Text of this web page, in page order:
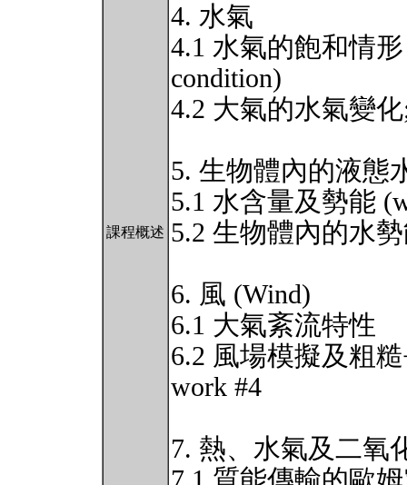
課程概述
4. 水氣
4.1 水氣的飽和情形
condition)
4.2 大氣的水氣變
5. 生物體內的液態
5.1 水含量及勢能
5.2 生物體內的水
6. 風 (Wind)
6.1 大氣紊流特性
6.2 風場模擬及粗糙
work #4
7. 熱、水氣及二氧